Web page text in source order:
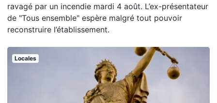
ravagé par un incendie mardi 4 août. L’ex-présentateur
de "Tous ensemble" espère malgré tout pouvoir
reconstruire l’établissement.
Locales